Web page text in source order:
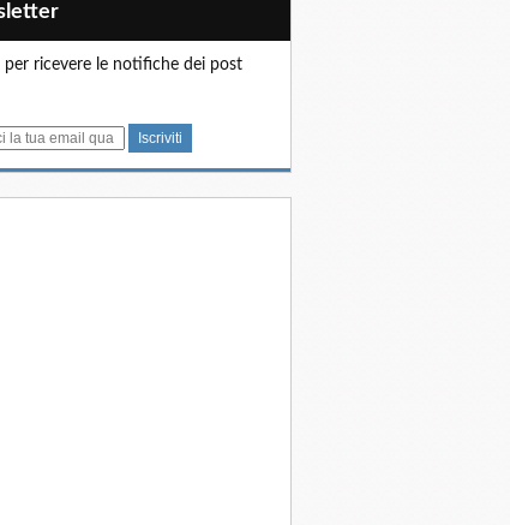
per ricevere le notifiche dei post